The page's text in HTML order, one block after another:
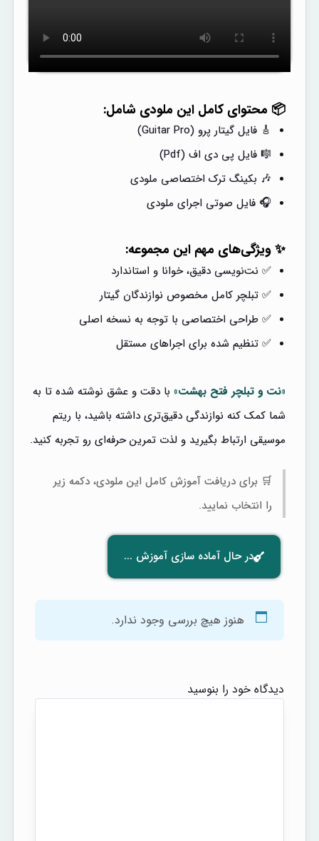
📦 محتوای کامل این ملودی شامل:
🎸 فایل گیتار پرو (Guitar Pro)
🎼 فایل پی دی اف (Pdf)
🎶 بکینگ ترک اختصاصی ملودی
🎧 فایل صوتی اجرای ملودی
✨ ویژگی‌های مهم این مجموعه:
✅ نت‌نویسی دقیق، خوانا و استاندارد
✅ تبلچر کامل مخصوص نوازندگان گیتار
✅ طراحی اختصاصی با توجه به نسخه اصلی
✅ تنظیم شده برای اجراهای مستقل
«نت و تبلچر فتح بهشت» با دقت و عشق نوشته شده تا به
شما کمک کنه نوازندگی دقیق‌تری داشته باشید، با ریتم
موسیقی ارتباط بگیرید و لذت تمرین حرفه‌ای رو تجربه کنید.
🛒 برای دریافت آموزش کامل این ملودی، دکمه زیر
را انتخاب نمایید.
در حال آماده سازی آموزش ...
هنوز هیچ بررسی وجود ندارد.
دیدگاه خود را بنوسید